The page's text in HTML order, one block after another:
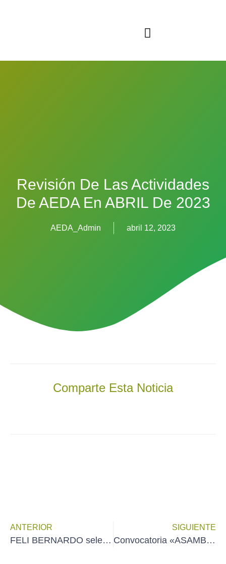
Revisión De Las Actividades
De AEDA En ABRIL De 2023
AEDA_Admin abril 12, 2023
Comparte Esta Noticia
ANTERIOR
FELI BERNARDO seleccionada en el Festival Internacional de Acuarela IWS-Arte 21
SIGUIENTE
Convocatoria «ASAMBLEA ORDINARIA DE AEDA» (14 de abril de 2023)